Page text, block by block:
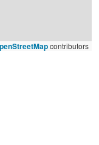
contributors